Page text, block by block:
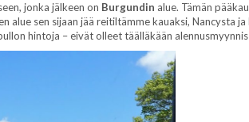
jonka jälkeen on Burgundin alue. Tämän
alue sen sijaan jää reitiltämme kauaksi, Nancysta
hintoja – eivät olleet täälläkään